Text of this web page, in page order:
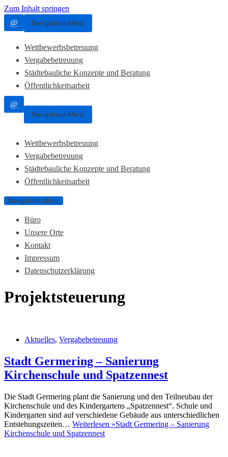
Zum Inhalt springen
@
Navigations-Menü
Wettbewerbsbetreuung
Vergabebetreuung
Städtebauliche Konzepte und Beratung
Öffentlichkeitsarbeit
@
Navigations-Menü
Wettbewerbsbetreuung
Vergabebetreuung
Städtebauliche Konzepte und Beratung
Öffentlichkeitsarbeit
Navigations-Menü
Büro
Unsere Orte
Kontakt
Impressum
Datenschutzerklärung
Projektsteuerung
Aktuelles, Vergabebetreuung
Stadt Germering – Sanierung
Kirchenschule und Spatzennest
Die Stadt Germering plant die Sanierung und den Teilneubau der
Kirchenschule und des Kindergartens „Spatzennest“. Schule und
Kindergarten sind auf verschiedene Gebäude aus unterschiedlichen
Entstehungszeiten… Weiterlesen »Stadt Germering – Sanierung
Kirchenschule und Spatzennest